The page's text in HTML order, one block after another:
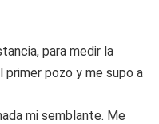
para medir la
primer pozo y me supo a
mi semblante. Me